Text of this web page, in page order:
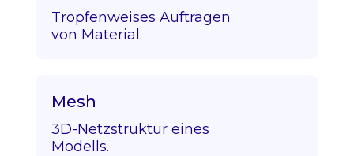
Tropfenweises Auftragen
von Material.
Mesh
3D-Netzstruktur eines
Modells.